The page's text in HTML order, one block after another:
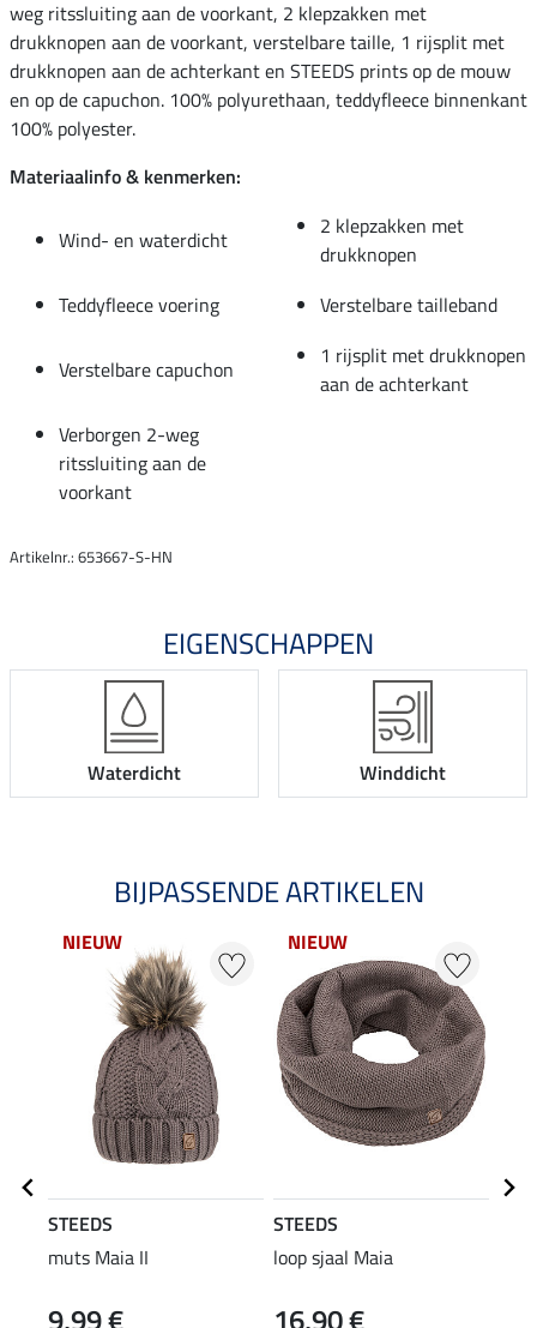
weg ritssluiting aan de voorkant, 2 klepzakken met
drukknopen aan de voorkant, verstelbare taille, 1 rijsplit met
drukknopen aan de achterkant en STEEDS prints op de mouw
en op de capuchon. 100% polyurethaan, teddyfleece binnenkant
100% polyester.
Materiaalinfo & kenmerken:
Wind- en waterdicht
2 klepzakken met
drukknopen
Teddyfleece voering
Verstelbare tailleband
Verstelbare capuchon
1 rijsplit met drukknopen
aan de achterkant
Verborgen 2-weg
ritssluiting aan de
voorkant
Artikelnr.: 653667-S-HN
EIGENSCHAPPEN
Waterdicht Winddicht
BIJPASSENDE ARTIKELEN
NIEUW
STEEDS
muts Maia II
NIEUW
STEEDS
loop sjaal Maia